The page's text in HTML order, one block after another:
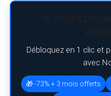
Débloquez en 1 clic et
avec
🎁 -73% + 3 mois offerts